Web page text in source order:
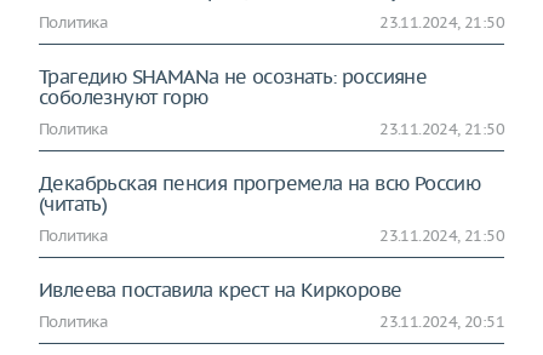
Политика 23.11.2024, 21:50
Трагедию SHAMANa не осознать: россияне
соболезнуют горю
Политика 23.11.2024, 21:50
Декабрьская пенсия прогремела на всю Россию
(читать)
Политика 23.11.2024, 21:50
Ивлеева поставила крест на Киркорове
Политика 23.11.2024, 20:51